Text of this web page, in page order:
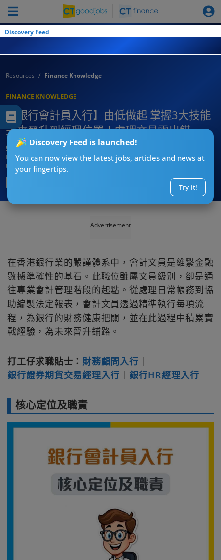
Discovery Feed
Discovery Feed is launched!
You can now view the latest jobs, articles and news at
your fingertips.
Try it!
Resources Finance Knowledge
FINANCE KNOWLEDGE
【銀行會計員入行】由低做起 掌握3大技能
未來晉升到經理位置！處理交易零出錯
CT求職戰略師
Published: 2026-08-04 00:07
Updated:2026-08-04 00:07
Advertisement
在香港銀行業的嚴謹體系中，會計文員是維繫金融
數據準確性的基石。此職位雖屬文員級別，卻是通
往專業會計管理階段的起點。從處理日常帳務到協
助編製法定報表，會計文員透過精準執行每項流
程，為銀行的財務健康把關，並在此過程中積累實
戰經驗，為未來晉升鋪路。
打工仔求職貼士： 財務顧問入行
銀行證券期貨交易經理入行
銀行HR經理入行
核心定位及職責